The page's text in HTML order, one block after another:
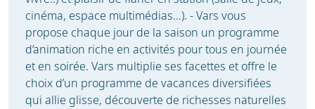
cinéma, espace multimédias…). - Vars vous
propose chaque jour de la saison un programme
d’animation riche en activités pour tous en journée
et en soirée. Vars multiplie ses facettes et offre le
choix d’un programme de vacances diversifiées
qui allie glisse, découverte de richesses naturelles